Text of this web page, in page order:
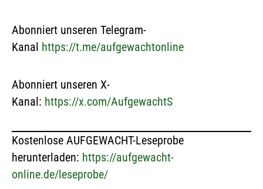
Abonniert unseren Telegram-
Kanal https://t.me/aufgewachtonline
Abonniert unseren X-
Kanal: https://x.com/AufgewachtS
Kostenlose AUFGEWACHT-Leseprobe
herunterladen: https://aufgewacht-
online.de/leseprobe/